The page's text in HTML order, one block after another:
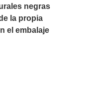
negras
la propia
el embalaje